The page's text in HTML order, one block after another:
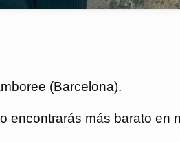
(Barcelona).
encontrarás más barato en